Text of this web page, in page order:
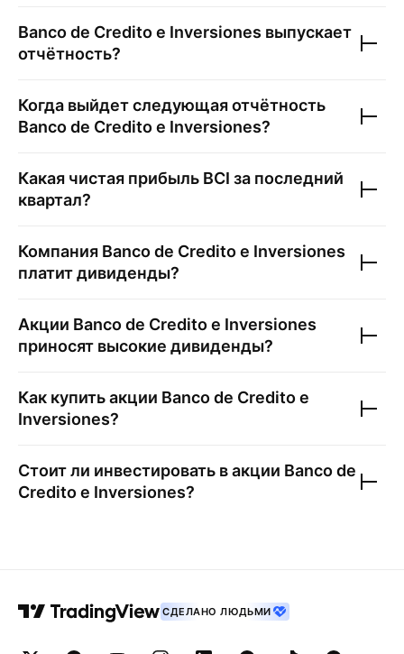
Banco de Credito e Inversiones выпускает
отчётность?
Когда выйдет следующая отчётность
Banco de Credito e Inversiones?
Какая чистая прибыль BCI за последний
квартал?
Компания Banco de Credito e Inversiones
платит дивиденды?
Акции Banco de Credito e Inversiones
приносят высокие дивиденды?
Как купить акции Banco de Credito e
Inversiones?
Стоит ли инвестировать в акции Banco de
Credito e Inversiones?
СДЕЛАНО ЛЮДЬМИ